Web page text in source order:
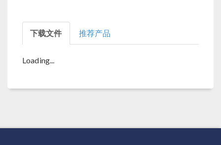
下载文件 推荐产品
Loading...